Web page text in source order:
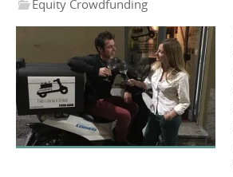
Equity Crowdfunding